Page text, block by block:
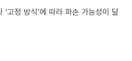
‘고정 방식’에 따라 파손 가능성이 달